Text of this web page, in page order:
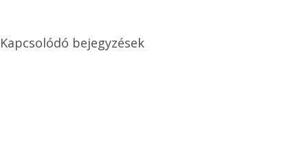
Kapcsolódó bejegyzések